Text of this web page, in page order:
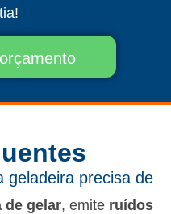
geladeira precisa de
de gelar, emite ruídos